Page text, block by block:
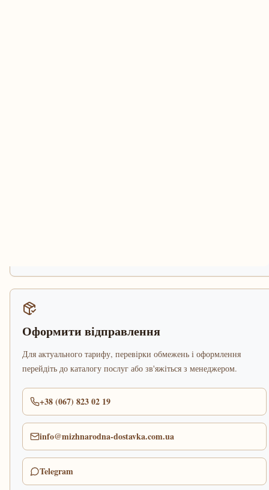
Оформити відправлення
Для актуального тарифу, перевірки обмежень і оформлення
перейдіть до каталогу послуг або зв'яжіться з менеджером.
+38 (067) 823 02 19
info@mizhnarodna-dostavka.com.ua
Telegram